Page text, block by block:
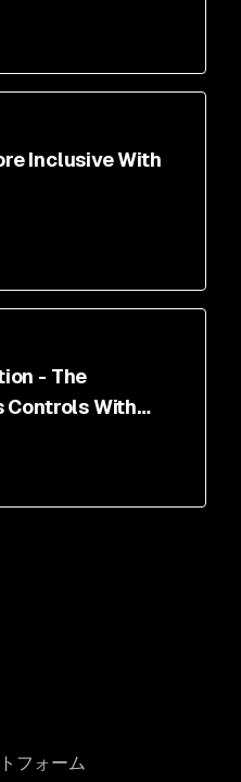
Inclusive With
- The
Controls With
フォーム